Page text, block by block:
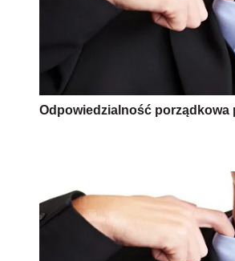
Odpowiedzialność porządkowa